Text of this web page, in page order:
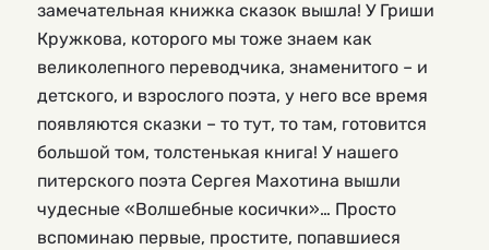
замечательная книжка сказок вышла! У Гриши
Кружкова, которого мы тоже знаем как
великолепного переводчика, знаменитого – и
детского, и взрослого поэта, у него все время
появляются сказки – то тут, то там, готовится
большой том, толстенькая книга! У нашего
питерского поэта Сергея Махотина вышли
чудесные «Волшебные косички»… Просто
вспоминаю первые, простите, попавшиеся